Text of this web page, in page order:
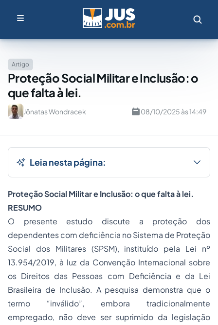
Artigo
Proteção Social Militar e Inclusão: o
que falta à lei.
Jônatas Wondracek 08/10/2025 às 14:49
Leia nesta página:
Proteção Social Militar e Inclusão: o que falta à lei.
RESUMO
O presente estudo discute a proteção dos
dependentes com deficiência no Sistema de Proteção
Social dos Militares (SPSM), instituído pela Lei nº
13.954/2019, à luz da Convenção Internacional sobre
os Direitos das Pessoas com Deficiência e da Lei
Brasileira de Inclusão. A pesquisa demonstra que o
termo “inválido”, embora tradicionalmente
empregado, não deve ser suprimido da legislação